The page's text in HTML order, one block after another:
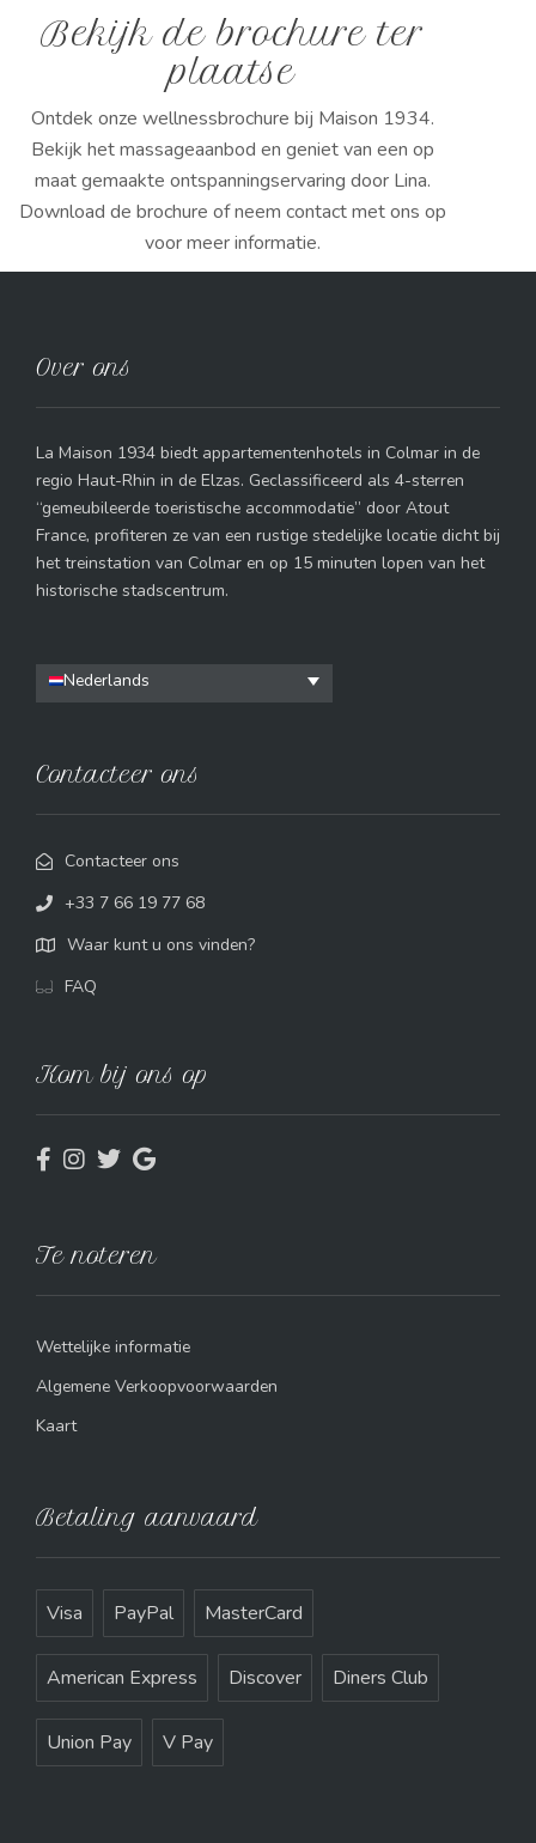
Bekijk de brochure ter
plaatse
Ontdek onze wellnessbrochure bij Maison 1934.
Bekijk het massageaanbod en geniet van een op
maat gemaakte ontspanningservaring door Lina.
Download de brochure of neem contact met ons op
voor meer informatie.
Over ons
La Maison 1934 biedt appartementenhotels in Colmar in de
regio Haut-Rhin in de Elzas. Geclassificeerd als 4-sterren
“gemeubileerde toeristische accommodatie” door Atout
France, profiteren ze van een rustige stedelijke locatie dicht bij
het treinstation van Colmar en op 15 minuten lopen van het
historische stadscentrum.
Nederlands
Contacteer ons
Contacteer ons
+33 7 66 19 77 68
Waar kunt u ons vinden?
FAQ
Kom bij ons op
Te noteren
Wettelijke informatie
Algemene Verkoopvoorwaarden
Kaart
Betaling aanvaard
Visa PayPal MasterCard
American Express Discover Diners Club
Union Pay V Pay